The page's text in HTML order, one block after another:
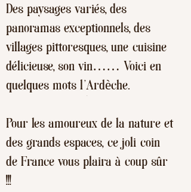
Des paysages variés, des
panoramas exceptionnels, des
villages pittoresques, une cuisine
délicieuse, son vin…… Voici en
quelques mots l'Ardèche.
Pour les amoureux de la nature et
des grands espaces, ce joli coin
de France vous plaira à coup sûr
!!!